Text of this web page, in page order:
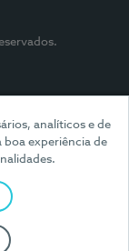
analíticos e de
experiência de